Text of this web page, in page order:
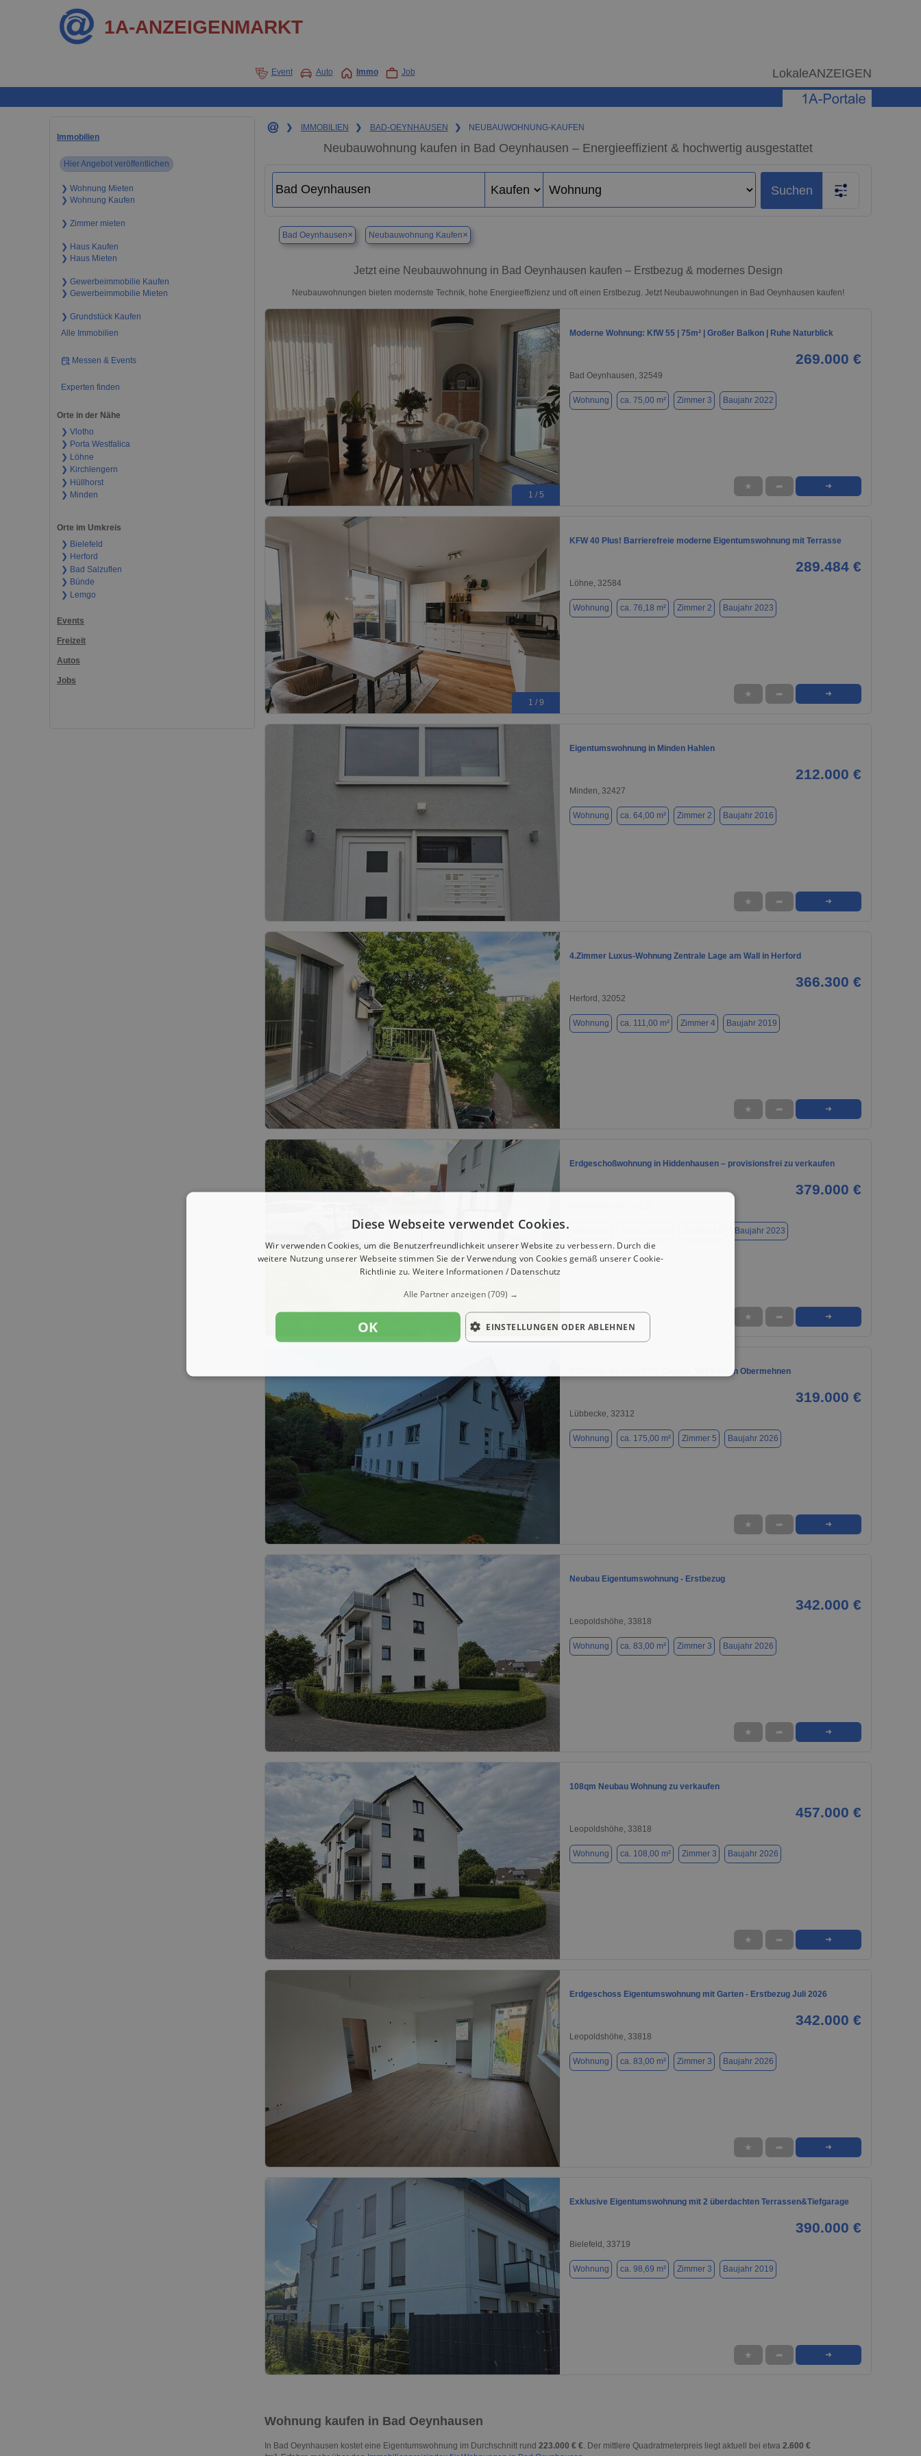
1A-ANZEIGENMARKT
Event Auto Immo Job LokaleANZEIGEN
Immobilien
Hier Angebot veröffentlichen
❯ Wohnung Mieten
❯ Wohnung Kaufen
❯ Zimmer mieten
❯ Haus Kaufen
❯ Haus Mieten
❯ Gewerbeimmobilie Kaufen
❯ Gewerbeimmobilie Mieten
❯ Grundstück Kaufen
Alle Immobilien
Messen & Events
Experten finden
Orte in der Nähe
❯ Vlotho
❯ Porta Westfalica
❯ Löhne
❯ Kirchlengern
❯ Hüllhorst
❯ Minden
Orte im Umkreis
❯ Bielefeld
❯ Herford
❯ Bad Salzuflen
❯ Bünde
❯ Lemgo
Events
Freizeit
Autos
Jobs
❯ IMMOBILIEN ❯ BAD-OEYNHAUSEN ❯ NEUBAUWOHNUNG-KAUFEN
Neubauwohnung kaufen in Bad Oeynhausen – Energieeffizient & hochwertig ausgestattet
Suchen
Bad Oeynhausen× Neubauwohnung Kaufen×
Jetzt eine Neubauwohnung in Bad Oeynhausen kaufen – Erstbezug & modernes Design
Neubauwohnungen bieten modernste Technik, hohe Energieeffizienz und oft einen Erstbezug. Jetzt Neubauwohnungen in Bad Oeynhausen kaufen!
1 / 5
Moderne Wohnung: KfW 55 | 75m² | Großer Balkon | Ruhe Naturblick
269.000 €
Bad Oeynhausen, 32549
Wohnung ca. 75,00 m² Zimmer 3 Baujahr 2022
★ ➦ ➜
1 / 9
KFW 40 Plus! Barrierefreie moderne Eigentumswohnung mit Terrasse
289.484 €
Löhne, 32584
Wohnung ca. 76,18 m² Zimmer 2 Baujahr 2023
★ ➦ ➜
Eigentumswohnung in Minden Hahlen
212.000 €
Minden, 32427
Wohnung ca. 64,00 m² Zimmer 2 Baujahr 2016
★ ➦ ➜
1 / 7
4.Zimmer Luxus-Wohnung Zentrale Lage am Wall in Herford
366.300 €
Herford, 32052
Wohnung ca. 111,00 m² Zimmer 4 Baujahr 2019
★ ➦ ➜
1 / 20
Erdgeschoßwohnung in Hiddenhausen – provisionsfrei zu verkaufen
379.000 €
Baujahr 2023
★ ➦ ➜
5 Zimmer Neubau ETW, Garage, WP, Balkon Obermehnen
319.000 €
Lübbecke, 32312
Wohnung ca. 175,00 m² Zimmer 5 Baujahr 2026
★ ➦ ➜
1 / 1
Neubau Eigentumswohnung - Erstbezug
342.000 €
Leopoldshöhe, 33818
Wohnung ca. 83,00 m² Zimmer 3 Baujahr 2026
★ ➦ ➜
1 / 1
108qm Neubau Wohnung zu verkaufen
457.000 €
Leopoldshöhe, 33818
Wohnung ca. 108,00 m² Zimmer 3 Baujahr 2026
★ ➦ ➜
Erdgeschoss Eigentumswohnung mit Garten - Erstbezug Juli 2026
342.000 €
Leopoldshöhe, 33818
Wohnung ca. 83,00 m² Zimmer 3 Baujahr 2026
★ ➦ ➜
Exklusive Eigentumswohnung mit 2 überdachten Terrassen&Tiefgarage
390.000 €
Bielefeld, 33719
Wohnung ca. 98,69 m² Zimmer 3 Baujahr 2019
★ ➦ ➜
Wohnung kaufen in Bad Oeynhausen
In Bad Oeynhausen kostet eine Eigentumswohnung im Durchschnitt rund 223.000 € € . Der mittlere Quadratmeterpreis liegt aktuell bei etwa 2.600 €
Diese Webseite verwendet Cookies.
Wir verwenden Cookies, um die Benutzerfreundlichkeit unserer Website zu verbessern. Durch die
weitere Nutzung unserer Webseite stimmen Sie der Verwendung von Cookies gemäß unserer Cookie-
Richtlinie zu. Weitere Informationen / Datenschutz
Alle Partner anzeigen(709) →
OK EINSTELLUNGEN ODER ABLEHNEN